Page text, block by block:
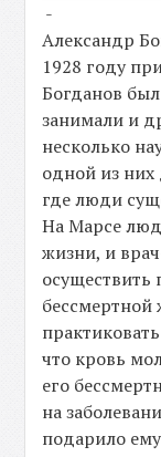
-
Александр
1928 году
Богданов
занимали и
несколько
одной из них
где люди
На Марсе
жизни, и
бессмертной
что кровь
его
на
подарило